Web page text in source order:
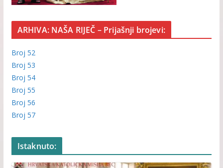
ARHIVA: NAŠA RIJEČ – Prijašnji brojevi:
Broj 52
Broj 53
Broj 54
Broj 55
Broj 56
Broj 57
Istaknuto: